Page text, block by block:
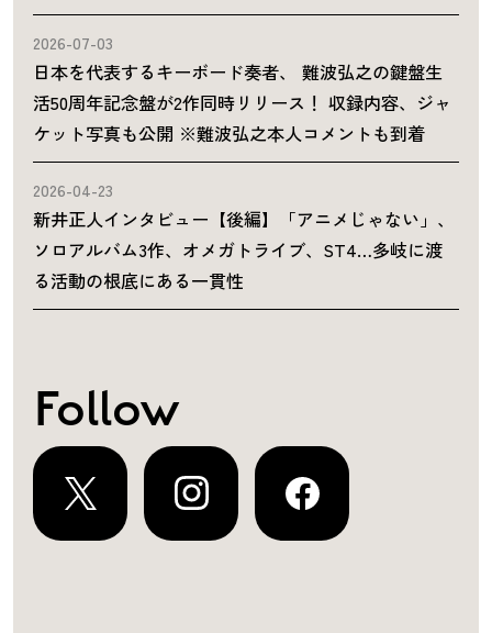
2026-07-03
日本を代表するキーボード奏者、 難波弘之の鍵盤生
活50周年記念盤が2作同時リリース！ 収録内容、ジャ
ケット写真も公開 ※難波弘之本人コメントも到着
2026-04-23
新井正人インタビュー【後編】「アニメじゃない」、
ソロアルバム3作、オメガトライブ、ST4…多岐に渡
る活動の根底にある一貫性
Follow